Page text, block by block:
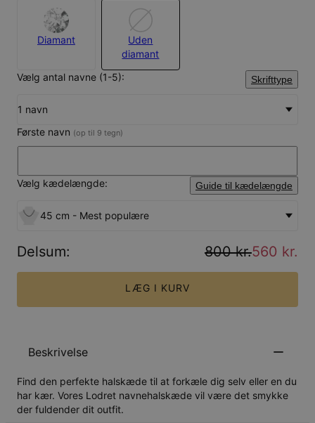
Diamant
Uden
diamant
Vælg antal navne (1-5):
Skrifttype
1 navn
Første navn (op til 9 tegn)
Vælg kædelængde: Guide til kædelængde
45 cm - Mest populære
Delsum: 800 kr.560 kr.
LÆG I KURV
Beskrivelse
Find den perfekte halskæde til at forkæle dig selv eller en du
har kær. Vores Lodret navnehalskæde vil være det smykke
der fuldender dit outfit.